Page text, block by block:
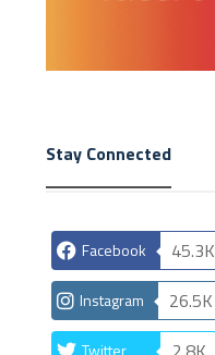
Stay Connected
Facebook 45.3K
Instagram 26.5K